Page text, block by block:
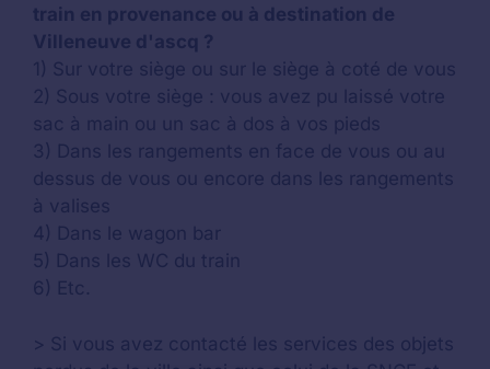
train en provenance ou à destination de
Villeneuve d'ascq ?
1) Sur votre siège ou sur le siège à coté de vous
2) Sous votre siège : vous avez pu laissé votre
sac à main ou un sac à dos à vos pieds
3) Dans les rangements en face de vous ou au
dessus de vous ou encore dans les rangements
à valises
4) Dans le wagon bar
5) Dans les WC du train
6) Etc.
> Si vous avez contacté les services des objets